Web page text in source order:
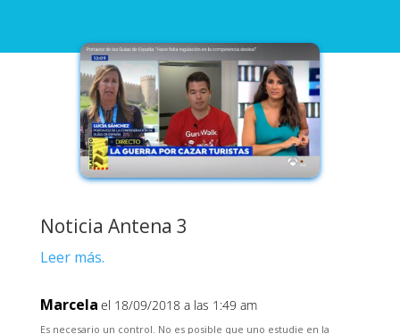
Noticia Antena 3
Leer más.
Marcela el 18/09/2018 a las 1:49 am
Es necesario un control. No es posible que uno estudie en la